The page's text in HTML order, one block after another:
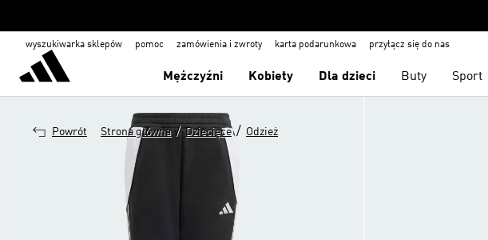
wyszukiwarka sklepów pomoc zamówienia i zwroty karta podarunkowa przyłącz się do nas
Mężczyźni Kobiety Dla dzieci Buty Sport
Powrót Strona główna / Dziecięce / Odzież